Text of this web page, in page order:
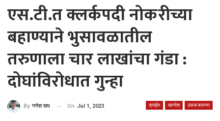
एस.टी.त क्लर्कपदी नोकरीच्या
बहाण्याने भुसावळातील
तरुणाला चार लाखांचा गंडा :
दोघांविरोधात गुन्हा
क्राईम खान्देश ठळक बातम्या
By गणेश वाघ On Jul 1, 2023